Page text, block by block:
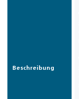
Beschreibung